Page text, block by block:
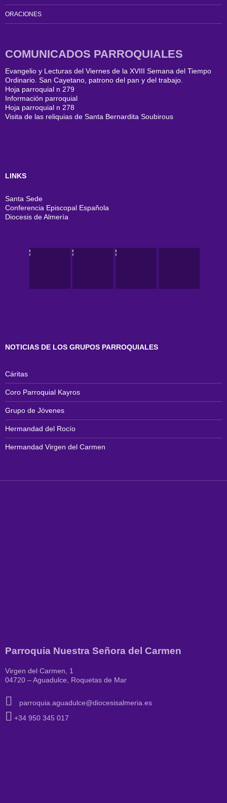
ORACIONES
COMUNICADOS PARROQUIALES
Evangelio y Lecturas del Viernes de la XVIII Semana del Tiempo
Ordinario. San Cayetano, patrono del pan y del trabajo.
Hoja parroquial n 279
Información parroquial
Hoja parroquial n 278
Visita de las reliquias de Santa Bernardita Soubirous
LINKS
Santa Sede
Conferencia Episcopal Española
Diocesis de Almería
NOTICIAS DE LOS GRUPOS PARROQUIALES
Cáritas
Coro Parroquial Kayros
Grupo de Jóvenes
Hermandad del Rocío
Hermandad Virgen del Carmen
Parroquia Nuestra Señora del Carmen
Virgen del Carmen, 1
04720 – Aguadulce, Roquetas de Mar
parroquia.aguadulce@diocesisalmeria.es
+34 950 345 017